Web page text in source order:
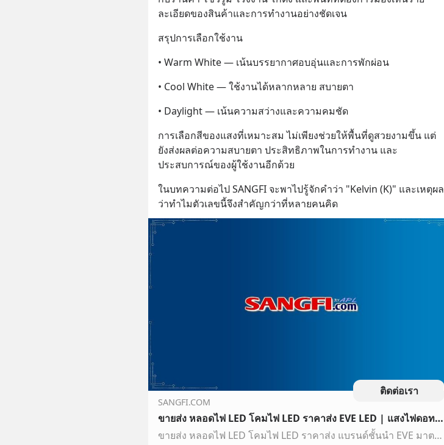
ละเอียดของสินค้าและการทำงานอย่างชัดเจน
สรุปการเลือกใช้งาน
• Warm White — เน้นบรรยากาศอบอุ่นและการพักผ่อน
• Cool White — ใช้งานได้หลากหลาย สบายตา
• Daylight — เน้นความสว่างและความคมชัด
การเลือกสีของแสงที่เหมาะสม ไม่เพียงช่วยให้พื้นที่ดูสวยงามขึ้น แต่
ยังส่งผลต่อความสบายตา ประสิทธิภาพในการทำงาน และ
ประสบการณ์ของผู้ใช้งานอีกด้วย
ในบทความต่อไป SANGFI จะพาไปรู้จักคำว่า "Kelvin (K)" และเหตุผล
ว่าทำไมตัวเลขนี้จึงสำคัญกว่าที่หลายคนคิด
ติดต่อเรา
SANGFI.COM
ขายส่ง หลอดไฟ LED โคมไฟ LED ราคาส่ง EVE LED | แสงไฟดอทคอม
ขายส่ง หลอดไฟ LED โคมไฟ LED ราคาส่ง แบรนด์ชั้นนำ EVE มาตรฐาน มอก. รับประกันสินค้า ส่งฟรีทั่วประเทศ และ ติดตั้งระบบโซลาร์ รูฟท็อป แสงไฟดอทคอม